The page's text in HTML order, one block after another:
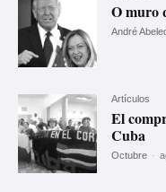
O muro
André
Artículos
El
Cuba
Octubre -